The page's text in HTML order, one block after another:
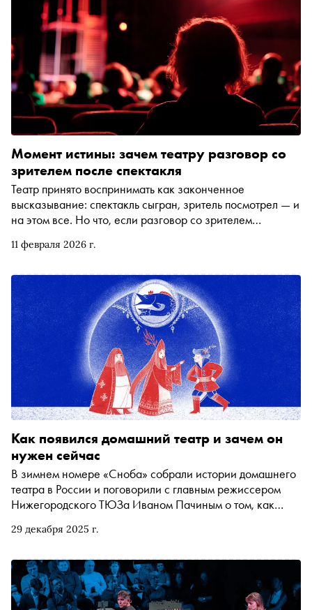
11 февраля 2026 г.
Момент истины: зачем театру разговор со
зрителем после спектакля
Театр принято воспринимать как законченное
высказывание: спектакль сыгран, зритель посмотрел — и
на этом все. Но что, если разговор со зрителем
О том, зачем театру обсуждение после спектакля и
собой в материале «Сноба»
29 декабря 2025 г.
Как появился домашний театр и зачем он
нужен сейчас
В зимнем номере «Сноба» собрали истории домашнего
театра в России и поговорили с главным режиссером
Нижегородского ТЮЗа Иваном Пачиным о том, как
становится самым серьезным делом